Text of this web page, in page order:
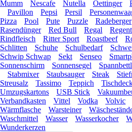
Mumm
Nescafe Nutella Oettinger
Pavillon
Pepsi Persil
Pizza
Pool Pute Puzzle Radeberger
Rasendünger
Red Bull Regal
Rindfleisch
Ritter Sport Roastbeef
Schlitten
Schuhe Schulbedarf
Schwip Schwap
Sekt Senseo
Sonnenschirm
Sonnensegel
Stabmixer
Staubsauger Steak
Streusalz
Tassimo Teppich
Umzugskartons
USB Stick
Verbandkasten
Vittel Vodka Volvic
Wärmflasche
Warsteiner
Waschmittel
Wasser Wasserkocher
Wunderkerzen